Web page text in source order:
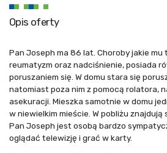
Opis oferty
Pan Joseph ma 86 lat. Choroby jakie
reumatyzm oraz nadciśnienie, posiada
poruszaniem się. W domu stara się
natomiast poza nim z pomocą rolatora,
asekuracji. Mieszka samotnie w domu
w niewielkim mieście. W pobliżu znajdują
Pan Joseph jest osobą bardzo
oglądać telewizję i grać w karty.